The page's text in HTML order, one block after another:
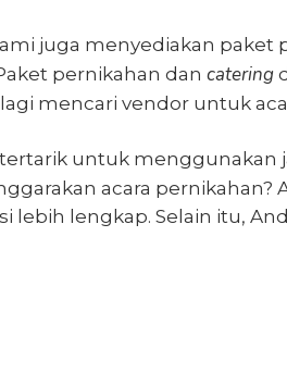
juga menyediakan paket
pernikahan dan catering
mencari vendor untuk
untuk menggunakan
acara
lebih lengkap. Selain itu,